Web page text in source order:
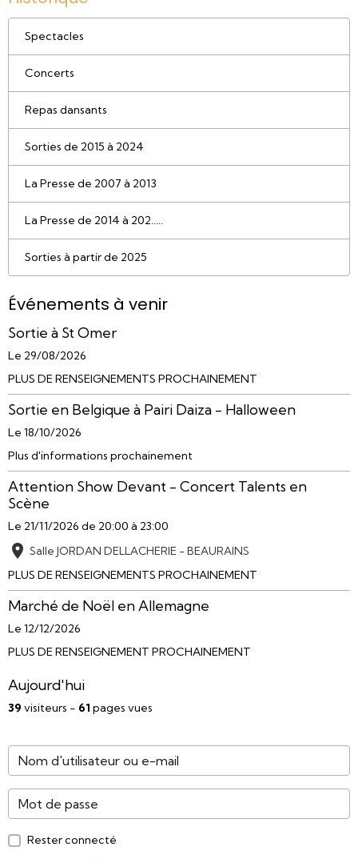
Spectacles
Concerts
Repas dansants
Sorties de 2015 à 2024
La Presse de 2007 à 2013
La Presse de 2014 à 202.....
Sorties à partir de 2025
Événements à venir
Sortie à St Omer
Le 29/08/2026
PLUS DE RENSEIGNEMENTS PROCHAINEMENT
Sortie en Belgique à Pairi Daiza - Halloween
Le 18/10/2026
Plus d'informations prochainement
Attention Show Devant - Concert Talents en
Scène
Le 21/11/2026 de 20:00 à 23:00
Salle JORDAN DELLACHERIE - BEAURAINS
PLUS DE RENSEIGNEMENTS PROCHAINEMENT
Marché de Noël en Allemagne
Le 12/12/2026
PLUS DE RENSEIGNEMENT PROCHAINEMENT
Aujourd'hui
39 visiteurs - 61 pages vues
Rester connecté